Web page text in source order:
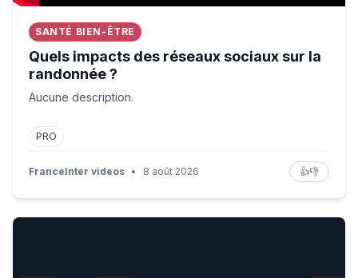
SANTÉ BIEN-ÊTRE
Quels impacts des réseaux sociaux sur la
randonnée ?
Aucune description.
PRO
FranceInter videos • 8 août 2026 👍👎
- 45°C... on en rêve !!! 😂